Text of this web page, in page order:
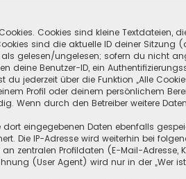
Cookies sind kleine Textdateien,
sind die aktuelle ID deiner
gelesen/ungelesen; sofern du nicht
Benutzer-ID, ein
jederzeit über die Funktion „Alle
Profil oder deinem persönlichem
Wenn durch den Betreiber weitere
eingegebenen Daten ebenfalls
Die IP-Adresse wird weiterhin bei
zentralen Profildaten (E-Mail-Adresse,
(User Agent) wird nur in der „Wer